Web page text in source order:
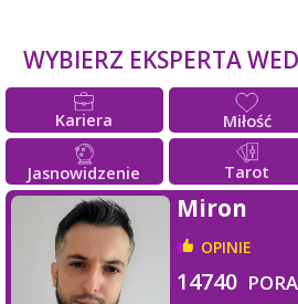
WYBIERZ EKSPERTA
Kariera Miłość
Jasnowidzenie Tarot
Miron
OPINIE
14740